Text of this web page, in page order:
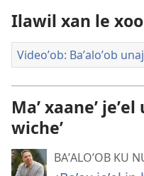
Ilawil xan le
Videoʼob: Baʼaloʼob
Maʼ xaaneʼ
wicheʼ
BAʼALOʼOB KU